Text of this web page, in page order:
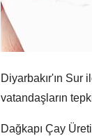
Diyarbakır'ın Sur
vatandaşların
Dağkapı Çay